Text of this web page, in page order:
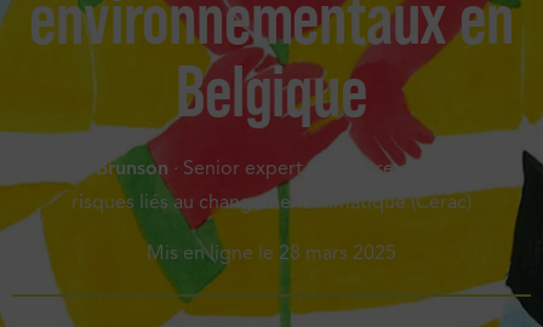
environnementaux en
Belgique
Aurore Brunson · Senior expert au Centre d’analyse des
risques liés au changement climatique (Cerac)
Mis en ligne le 28 mars 2025